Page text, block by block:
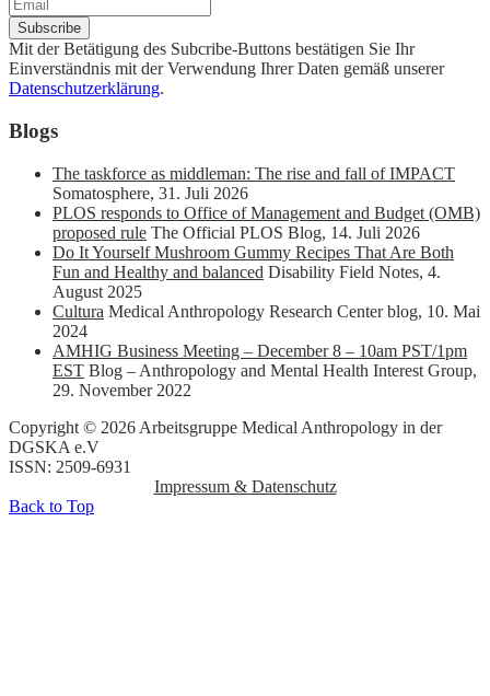
Mit der Betätigung des Subcribe-Buttons bestätigen Sie Ihr
Einverständnis mit der Verwendung Ihrer Daten gemäß unserer
Datenschutzerklärung.
Blogs
The taskforce as middleman: The rise and fall of IMPACT
Somatosphere, 31. Juli 2026
PLOS responds to Office of Management and Budget (OMB)
proposed rule The Official PLOS Blog, 14. Juli 2026
Do It Yourself Mushroom Gummy Recipes That Are Both
Fun and Healthy and balanced Disability Field Notes, 4.
August 2025
Cultura Medical Anthropology Research Center blog, 10. Mai
2024
AMHIG Business Meeting – December 8 – 10am PST/1pm
EST Blog – Anthropology and Mental Health Interest Group,
29. November 2022
Copyright © 2026 Arbeitsgruppe Medical Anthropology in der
DGSKA e.V
ISSN: 2509-6931
Impressum & Datenschutz
Back to Top